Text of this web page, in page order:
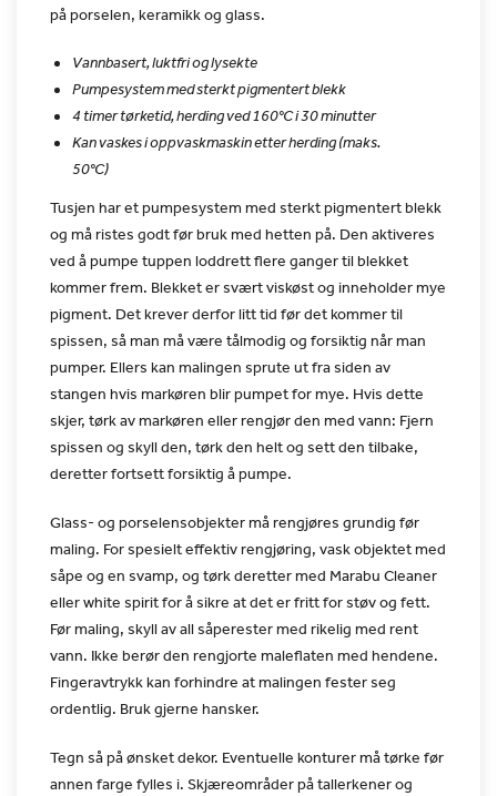
påporselen, keramikk og glass.
Vannbasert, luktfri og lysekte
Pumpesystem med sterkt pigmentert blekk
4 timer tørketid, herding ved 160°C i 30 minutter
Kan vaskes i oppvaskmaskin etter herding (maks.
50°C)
Tusjen har et pumpesystem med sterkt pigmentert blekk
og må ristes godt før bruk med hetten på. Den aktiveres
ved å pumpe tuppen loddrett flere ganger til blekket
kommer frem. Blekket er sværtviskøst og inneholder mye
pigment. Det krever derfor litt tid førdet kommer til
spissen, så man må være tålmodig og forsiktig nårman
pumper. Ellers kan malingen sprute ut fra siden av
stangen hvis markøren blir pumpet for mye. Hvis dette
skjer, tørk av markøren eller rengjør den med vann: Fjern
spissen og skyll den, tørk den helt og sett den tilbake,
deretter fortsett forsiktig å pumpe.
Glass- og porselensobjekter må rengjøres grundig før
maling. Forspesielt effektiv rengjøring, vask objektet med
såpe og en svamp, og tørk deretter med Marabu Cleaner
eller white spirit for å sikre at det er fritt for støv og fett.
Før maling, skyll av allsåperester med rikelig med rent
vann. Ikke berør den rengjorte maleflaten med hendene.
Fingeravtrykk kan forhindre at malingen fester seg
ordentlig. Bruk gjerne hansker.
Tegn så på ønsket dekor. Eventuelle konturer må tørke før
annen farge fylles i. Skjæreområder på tallerkener og